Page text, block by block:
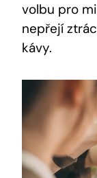
volbu pro
nepřejí
kávy.